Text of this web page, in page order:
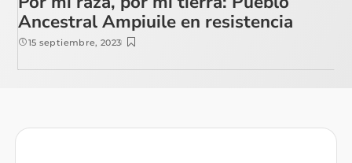
Ancestral Ampiuile en resistencia
15 septiembre, 2023